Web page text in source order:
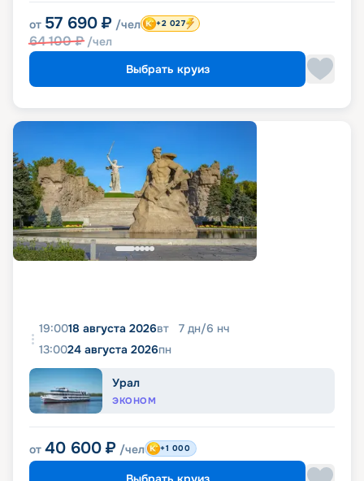
от 57 690 ₽ /чел
64 100₽ /чел
+2 027
Выбрать круиз
19:0018 августа 2026вт 7 дн/6 нч
13:0024 августа 2026пн
Урал
ЭКОНОМ
от 40 600 ₽ /чел +1 000